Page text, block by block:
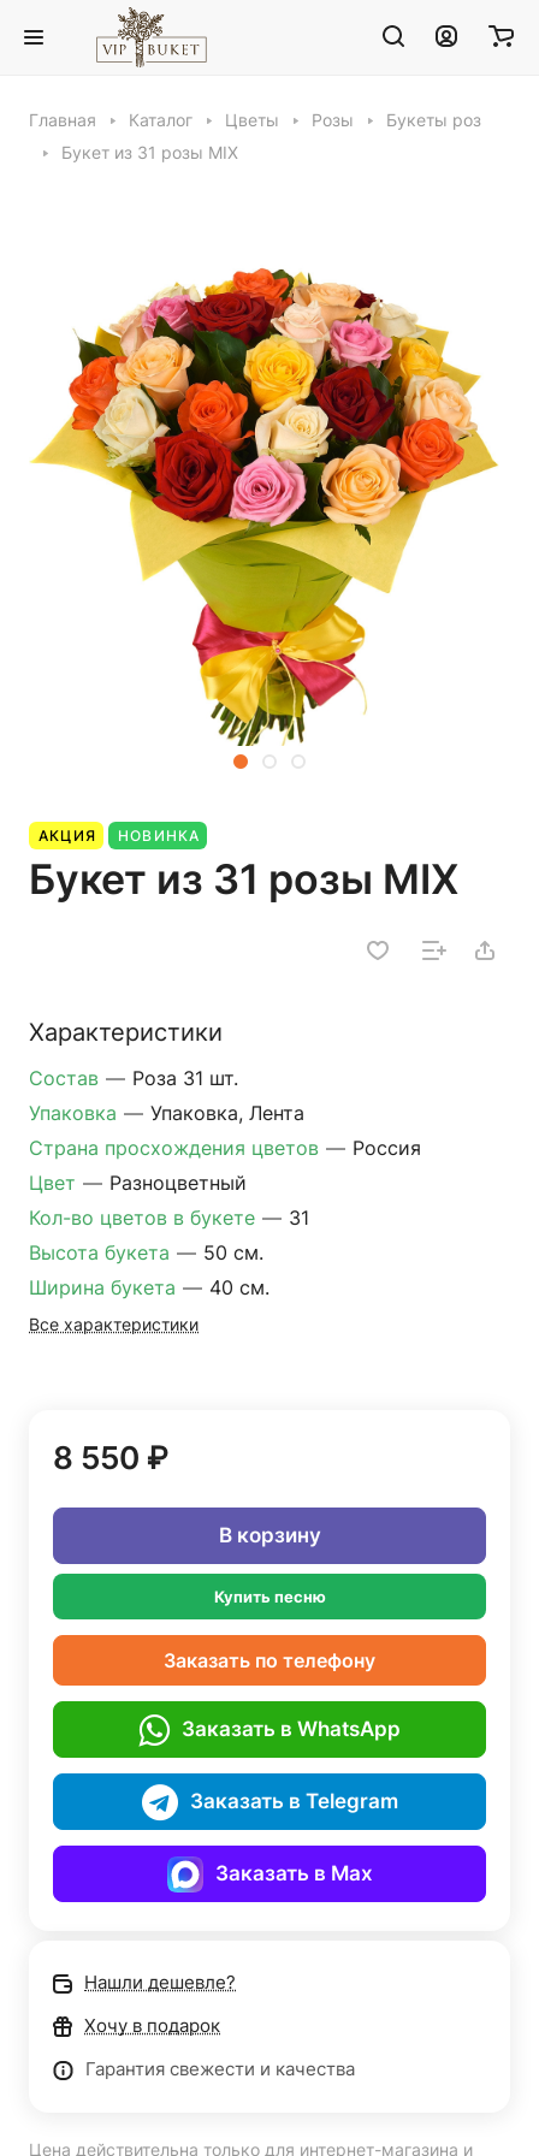
Главная Каталог Цветы Розы
Букеты роз
Букет из 31 розы MIX
АКЦИЯ НОВИНКА
Букет из 31 розы MIX
Характеристики
Состав — Роза 31 шт.
Упаковка — Упаковка, Лента
Страна просхождения цветов — Россия
Цвет — Разноцветный
Кол-во цветов в букете — 31
Высота букета — 50 см.
Ширина букета — 40 см.
Все характеристики
8 550 ₽
В корзину
Купить песню
Заказать по телефону
Заказать в WhatsApp
Заказать в Telegram
Заказать в Max
Нашли дешевле?
Хочу в подарок
Гарантия свежести и качества
Цена действительна только для интернет-магазина и